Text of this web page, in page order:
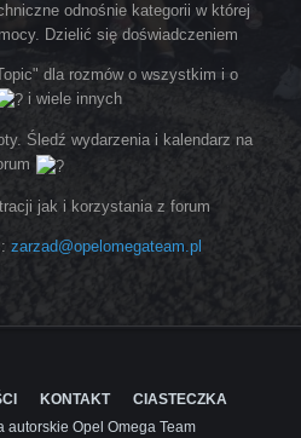
odnośnie kategorii w której
Dzielić się doświadczeniem
dla rozmów o wszystkim i o
i wiele innych
Śledź wydarzenia i kalendarz na
jak i korzystania z forum
zarzad@opelomegateam.pl
KONTAKT
CIASTECZKA
autorskie Opel Omega Team